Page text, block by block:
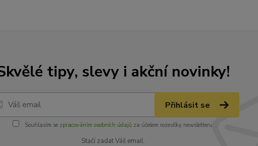
tipy, slevy i akční novinky!
Přihlásit se
Souhlasím se zpracováním osobních údajůza účelem rozesílky newsletteru.
Stačí zadat Váš email.